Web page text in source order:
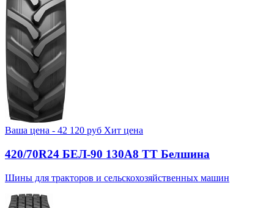
Ваша цена - 42 120 руб Хит цена
420/70R24 БЕЛ-90 130А8 TT Белшина
Шины для тракторов и сельскохозяйственных машин